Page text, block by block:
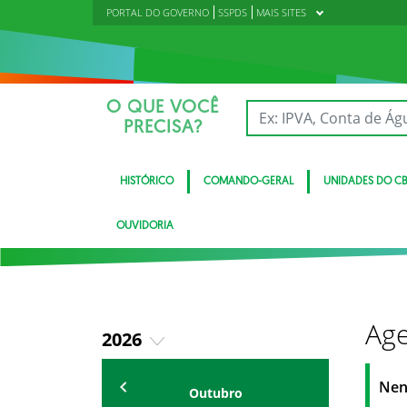
PORTAL DO GOVERNO SSPDS MAIS SITES
O QUE VOCÊ
PRECISA?
HISTÓRICO COMANDO-GERAL UNIDADES DO
OUVIDORIA
2026
2018
Outubro